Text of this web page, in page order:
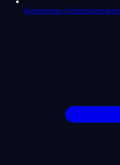
Kostenloses Geburtshoroskop